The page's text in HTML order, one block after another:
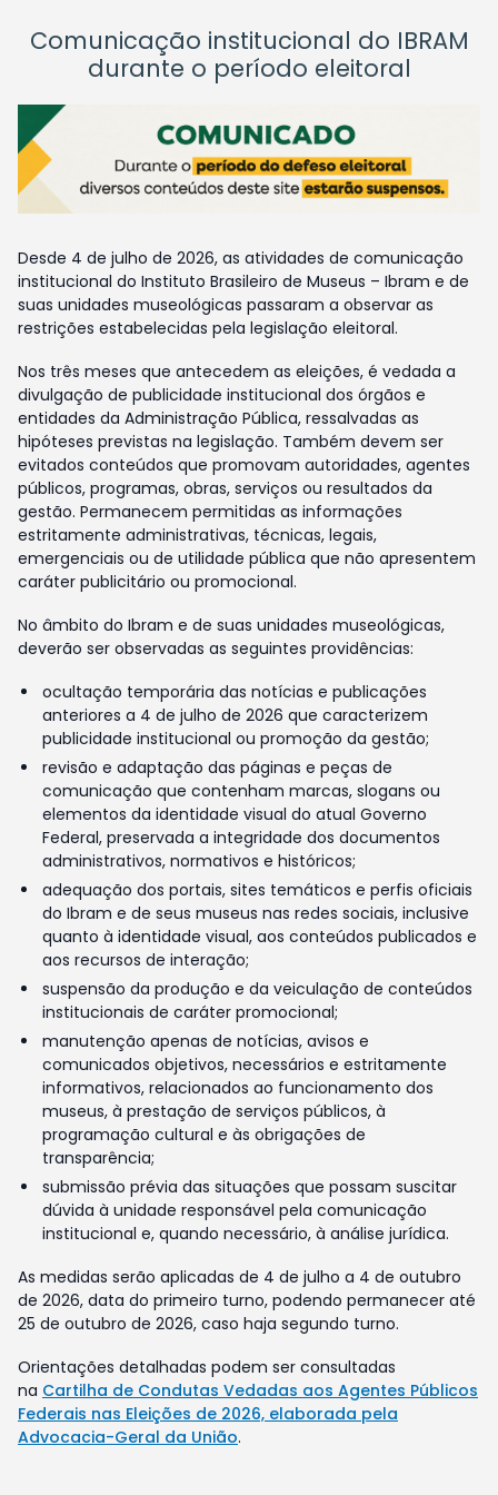
Comunicação institucional do IBRAM
durante o período eleitoral
Desde 4 de julho de 2026, as atividades de comunicação
institucional do Instituto Brasileiro de Museus – Ibram e de
suas unidades museológicas passaram a observar as
restrições estabelecidas pela legislação eleitoral.
Nos três meses que antecedem as eleições, é vedada a
divulgação de publicidade institucional dos órgãos e
entidades da Administração Pública, ressalvadas as
hipóteses previstas na legislação. Também devem ser
evitados conteúdos que promovam autoridades, agentes
públicos, programas, obras, serviços ou resultados da
gestão. Permanecem permitidas as informações
estritamente administrativas, técnicas, legais,
emergenciais ou de utilidade pública que não apresentem
caráter publicitário ou promocional.
No âmbito do Ibram e de suas unidades museológicas,
deverão ser observadas as seguintes providências:
ocultação temporária das notícias e publicações
anteriores a 4 de julho de 2026 que caracterizem
publicidade institucional ou promoção da gestão;
revisão e adaptação das páginas e peças de
comunicação que contenham marcas, slogans ou
elementos da identidade visual do atual Governo
Federal, preservada a integridade dos documentos
administrativos, normativos e históricos;
adequação dos portais, sites temáticos e perfis oficiais
do Ibram e de seus museus nas redes sociais, inclusive
quanto à identidade visual, aos conteúdos publicados e
aos recursos de interação;
suspensão da produção e da veiculação de conteúdos
institucionais de caráter promocional;
manutenção apenas de notícias, avisos e
comunicados objetivos, necessários e estritamente
informativos, relacionados ao funcionamento dos
museus, à prestação de serviços públicos, à
programação cultural e às obrigações de
transparência;
submissão prévia das situações que possam suscitar
dúvida à unidade responsável pela comunicação
institucional e, quando necessário, à análise jurídica.
As medidas serão aplicadas de 4 de julho a 4 de outubro
de 2026, data do primeiro turno, podendo permanecer até
25 de outubro de 2026, caso haja segundo turno.
Orientações detalhadas podem ser consultadas
na Cartilha de Condutas Vedadas aos Agentes Públicos
Federais nas Eleições de 2026, elaborada pela
Advocacia-Geral da União.